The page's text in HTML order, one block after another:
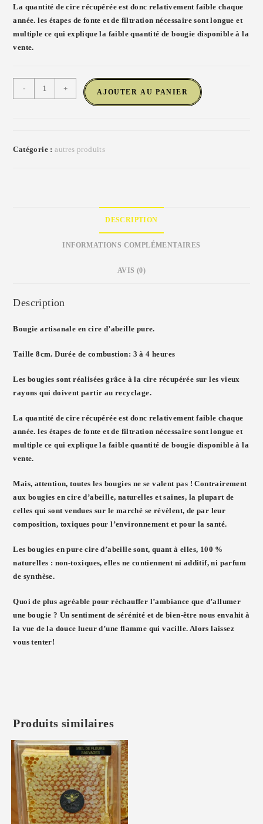
La quantité de cire récupérée est donc relativement faible chaque
année. les étapes de fonte et de filtration nécessaire sont longue et
multiple ce qui explique la faible quantité de bougie disponible à la
vente.
- + AJOUTER AU PANIER
Catégorie :autres produits
DESCRIPTION
INFORMATIONS COMPLÉMENTAIRES
AVIS (0)
Description
Bougie artisanale en cire d’abeille pure.
Taille 8cm. Durée de combustion: 3 à 4 heures
Les bougies sont réalisées grâce à la cire récupérée sur les vieux
rayons qui doivent partir au recyclage.
La quantité de cire récupérée est donc relativement faible chaque
année. les étapes de fonte et de filtration nécessaire sont longue et
multiple ce qui explique la faible quantité de bougie disponible à la
vente.
Mais, attention, toutes les bougies ne se valent pas ! Contrairement
aux bougies en cire d’abeille, naturelles et saines, la plupart de
celles qui sont vendues sur le marché se révèlent, de par leur
composition, toxiques pour l’environnement et pour la santé.
Les bougies en pure cire d’abeillesont, quant à elles, 100 %
naturelles : non-toxiques, elles ne contiennent ni additif, ni parfum
de synthèse.
Quoi de plus agréable pour réchauffer l’ambiance que d’allumer
une bougie ? Un sentiment de sérénité et de bien-être nous envahit à
la vue de la douce lueur d’une flamme qui vacille. Alors laissez
vous tenter!
Produits similaires